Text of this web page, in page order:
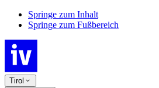
Springe zum Inhalt
Springe zum Fußbereich
Tirol